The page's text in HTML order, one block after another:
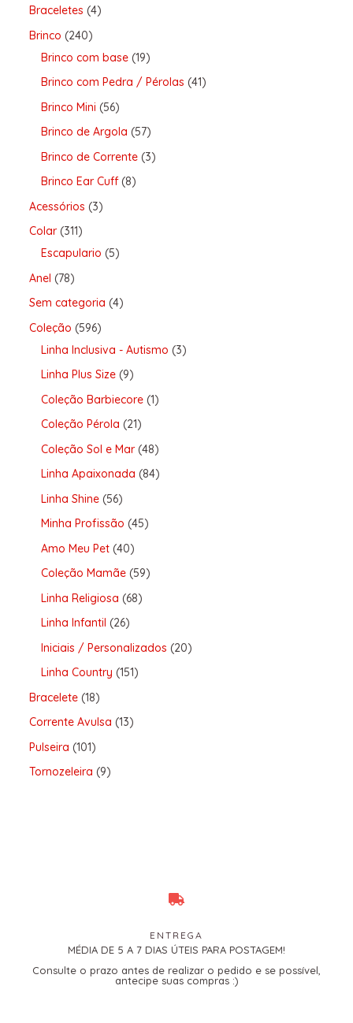
Braceletes 4
Brinco 240
Brinco com base 19
Brinco com Pedra / Pérolas 41
Brinco Mini 56
Brinco de Argola 57
Brinco de Corrente 3
Brinco Ear Cuff 8
Acessórios 3
Colar 311
Escapulario 5
Anel 78
Sem categoria 4
Coleção 596
Linha Inclusiva - Autismo 3
Linha Plus Size 9
Coleção Barbiecore 1
Coleção Pérola 21
Coleção Sol e Mar 48
Linha Apaixonada 84
Linha Shine 56
Minha Profissão 45
Amo Meu Pet 40
Coleção Mamãe 59
Linha Religiosa 68
Linha Infantil 26
Iniciais / Personalizados 20
Linha Country 151
Bracelete 18
Corrente Avulsa 13
Pulseira 101
Tornozeleira 9
ENTREGA
MÉDIA DE 5 A 7 DIAS ÚTEIS PARA POSTAGEM!
Consulte o prazo antes de realizar o pedido e se possível,
antecipe suas compras :)